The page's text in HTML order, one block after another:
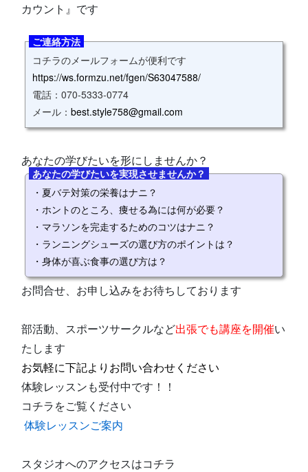
カウント』です
ご連絡方法
コチラのメールフォームが便利です
https://ws.formzu.net/fgen/S63047588/
電話：070‐5333‐0774
メール： best.style758@gmail.com
あなたの学びたいを形にしませんか？
あなたの学びたいを実現させませんか？
・夏バテ対策の栄養はナニ？
・ホントのところ、痩せる為には何が必要？
・マラソンを完走するためのコツはナニ？
・ランニングシューズの選び方のポイントは？
・身体が喜ぶ食事の選び方は？
お問合せ、お申し込みをお待ちしております
部活動、スポーツサークルなど出張でも講座を開催い
たします
お気軽に下記よりお問い合わせください
体験レッスンも受付中です！！
コチラをご覧ください
体験レッスンご案内
スタジオへのアクセスはコチラ